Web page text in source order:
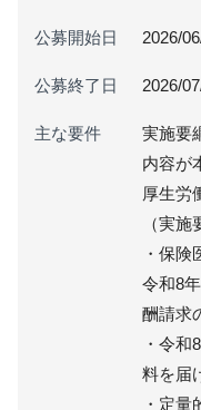
公募開始日 2026/
公募終了日 2026/
主な要件
実施要
内容が
厚生労
（実施
・保険
令和8
酬請求
・令
料を届
・定